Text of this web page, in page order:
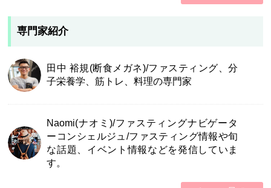
専門家紹介
田中 裕規(断食メガネ)/ファスティング、分
子栄養学、筋トレ、料理の専門家
Naomi(ナオミ)/ファスティングナビゲータ
ーコンシェルジュ/ファスティング情報や旬
な話題、イベント情報などを発信していま
す。